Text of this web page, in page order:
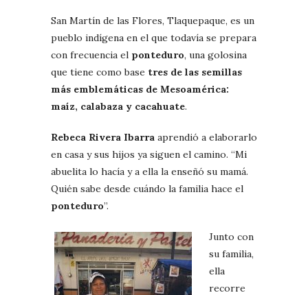
San Martín de las Flores, Tlaquepaque, es un
pueblo indígena en el que todavía se prepara
con frecuencia el ponteduro, una golosina
que tiene como base tres de las semillas
más emblemáticas de Mesoamérica:
maíz, calabaza y cacahuate.
Rebeca Rivera Ibarra aprendió a elaborarlo
en casa y sus hijos ya siguen el camino. “Mi
abuelita lo hacía y a ella la enseñó su mamá.
Quién sabe desde cuándo la familia hace el
ponteduro”.
Junto con
su familia,
ella
recorre